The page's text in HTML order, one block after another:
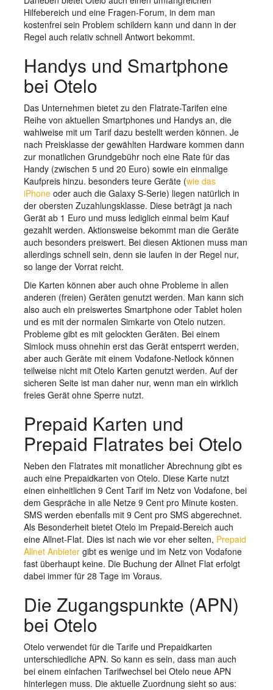
Hilfebereich und eine Fragen-Forum, in dem man
kostenfrei sein Problem schildern kann und dann in der
Regel auch relativ schnell Antwort bekommt.
Handys und Smartphone
bei Otelo
Das Unternehmen bietet zu den Flatrate-Tarifen eine
Reihe von aktuellen Smartphones und Handys an, die
wahlweise mit um Tarif dazu bestellt werden können. Je
nach Preisklasse der gewählten Hardware kommen dann
zur monatlichen Grundgebühr noch eine Rate für das
Handy (zwischen 5 und 20 Euro) sowie ein einmalige
Kaufpreis hinzu. besonders teure Geräte (wie das
iPhone oder auch die Galaxy S-Serie) liegen natürlich in
der obersten Zuzahlungsklasse. Diese beträgt ja nach
Gerät ab 1 Euro und muss lediglich einmal beim Kauf
gezahlt werden. Aktionsweise bekommt man die Geräte
auch besonders preiswert. Bei diesen Aktionen muss man
allerdings schnell sein, denn sie laufen in der Regel nur,
so lange der Vorrat reicht.
Die Karten können aber auch ohne Probleme in allen
anderen (freien) Geräten genutzt werden. Man kann sich
also auch ein preiswertes Smartphone oder Tablet holen
und es mit der normalen Simkarte von Otelo nutzen.
Probleme gibt es mit gelockten Geräten. Bei einem
Simlock muss ohnehin erst das Gerät entsperrt werden,
aber auch Geräte mit einem Vodafone-Netlock können
teilweise nicht mit Otelo Karten genutzt werden. Auf der
sicheren Seite ist man daher nur, wenn man ein wirklich
freies Gerät ohne Sperre nutzt.
Prepaid Karten und
Prepaid Flatrates bei Otelo
Neben den Flatrates mit monatlicher Abrechnung gibt es
auch eine Prepaidkarten von Otelo. Diese Karte nutzt
einen einheitlichen 9 Cent Tarif im Netz von Vodafone, bei
dem Gespräche in alle Netze 9 Cent pro Minute kosten.
SMS werden ebenfalls mit 9 Cent pro SMS abgerechnet.
Als Besonderheit bietet Otelo im Prepaid-Bereich auch
eine Allnet-Flat. Dies ist nach wie vor eher selten, Prepaid
Allnet Anbieter gibt es wenige und im Netz von Vodafone
fast überhaupt keine. Die Buchung der Allnet Flat erfolgt
dabei immer für 28 Tage im Voraus.
Die Zugangspunkte (APN)
bei Otelo
Otelo verwendet für die Tarife und Prepaidkarten
unterschiedliche APN. So kann es sein, dass man auch
bei einem einfachen Tarifwechsel bei Otelo neue APN
hinterlegen muss. Die aktuelle Zuordnung sieht so aus: